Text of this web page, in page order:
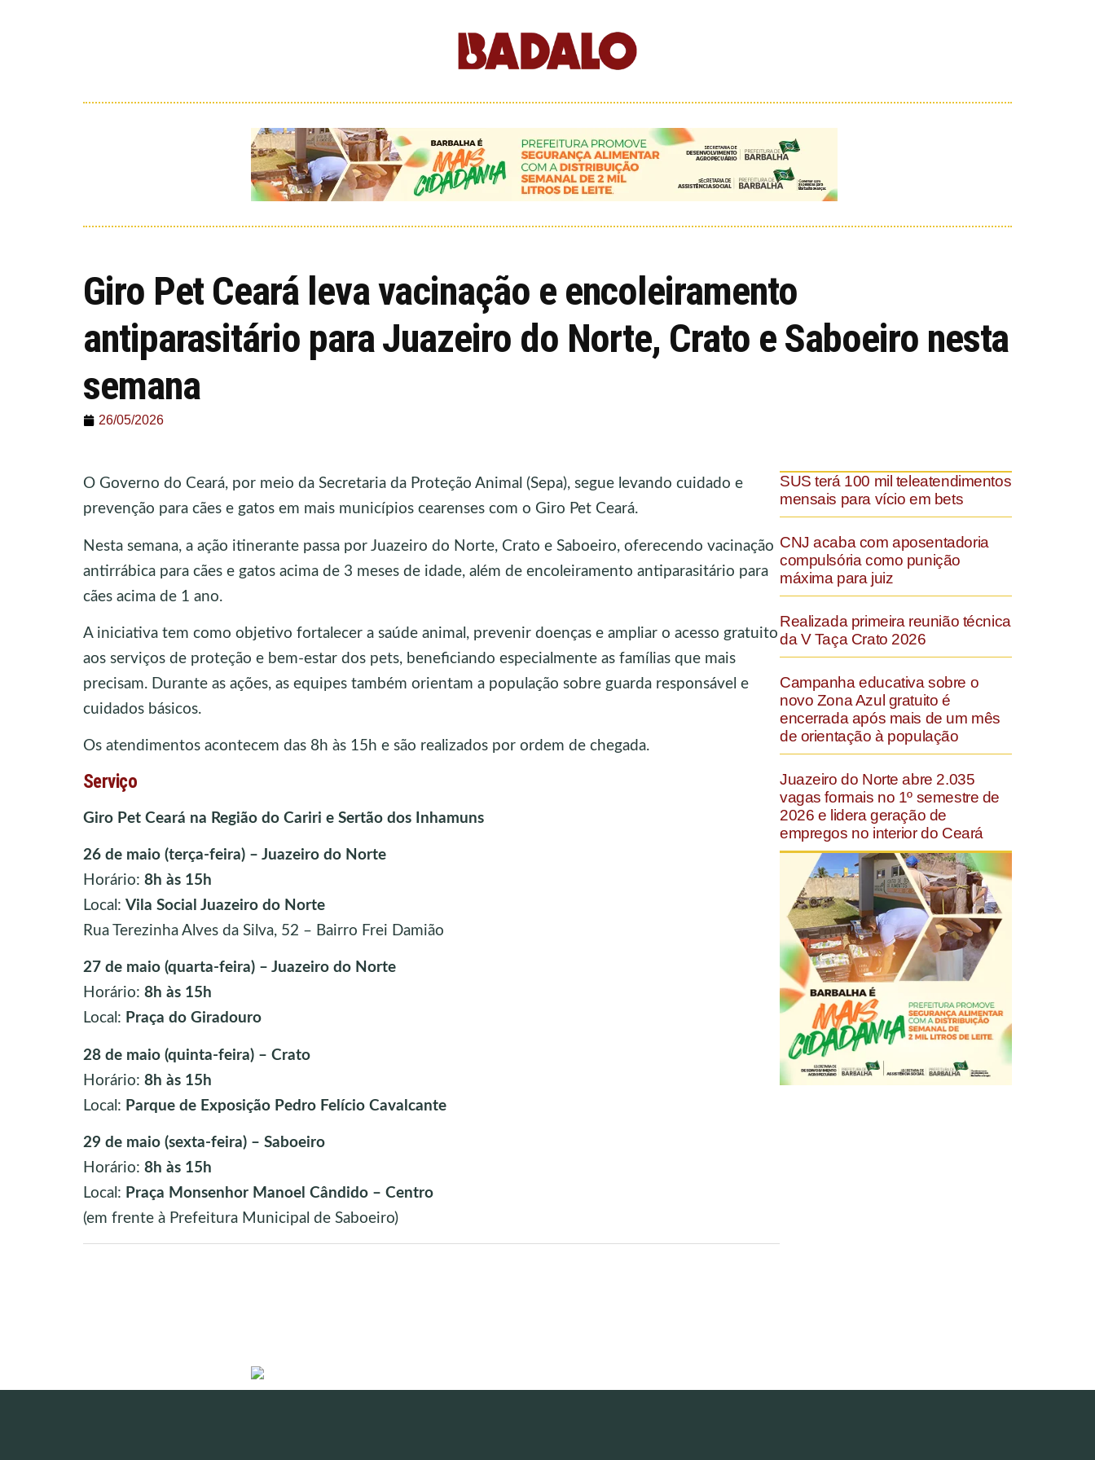
Giro Pet Ceará leva vacinação e encoleiramento
antiparasitário para Juazeiro do Norte, Crato e Saboeiro nesta
semana
26/05/2026
O Governo do Ceará, por meio da Secretaria da Proteção Animal (Sepa), segue levando cuidado e
prevenção para cães e gatos em mais municípios cearenses com o Giro Pet Ceará.
Nesta semana, a ação itinerante passa por Juazeiro do Norte, Crato e Saboeiro, oferecendo vacinação
antirrábica para cães e gatos acima de 3 meses de idade, além de encoleiramento antiparasitário para
cães acima de 1 ano.
A iniciativa tem como objetivo fortalecer a saúde animal, prevenir doenças e ampliar o acesso gratuito
aos serviços de proteção e bem-estar dos pets, beneficiando especialmente as famílias que mais
precisam. Durante as ações, as equipes também orientam a população sobre guarda responsável e
cuidados básicos.
Os atendimentos acontecem das 8h às 15h e são realizados por ordem de chegada.
Serviço
Giro Pet Ceará na Região do Cariri e Sertão dos Inhamuns
26 de maio (terça-feira) – Juazeiro do Norte
Horário: 8h às 15h
Local: Vila Social Juazeiro do Norte
Rua Terezinha Alves da Silva, 52 – Bairro Frei Damião
27 de maio (quarta-feira) – Juazeiro do Norte
Horário: 8h às 15h
Local: Praça do Giradouro
28 de maio (quinta-feira) – Crato
Horário: 8h às 15h
Local: Parque de Exposição Pedro Felício Cavalcante
29 de maio (sexta-feira) – Saboeiro
Horário: 8h às 15h
Local: Praça Monsenhor Manoel Cândido – Centro
(em frente à Prefeitura Municipal de Saboeiro)
SUS terá 100 mil teleatendimentos
mensais para vício em bets
CNJ acaba com aposentadoria
compulsória como punição
máxima para juiz
Realizada primeira reunião técnica
da V Taça Crato 2026
Campanha educativa sobre o
novo Zona Azul gratuito é
encerrada após mais de um mês
de orientação à população
Juazeiro do Norte abre 2.035
vagas formais no 1º semestre de
2026 e lidera geração de
empregos no interior do Ceará